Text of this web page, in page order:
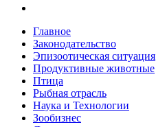
Главное
Законодательство
Эпизоотическая ситуация
Продуктивные животные
Птица
Рыбная отрасль
Наука и Технологии
Зообизнес